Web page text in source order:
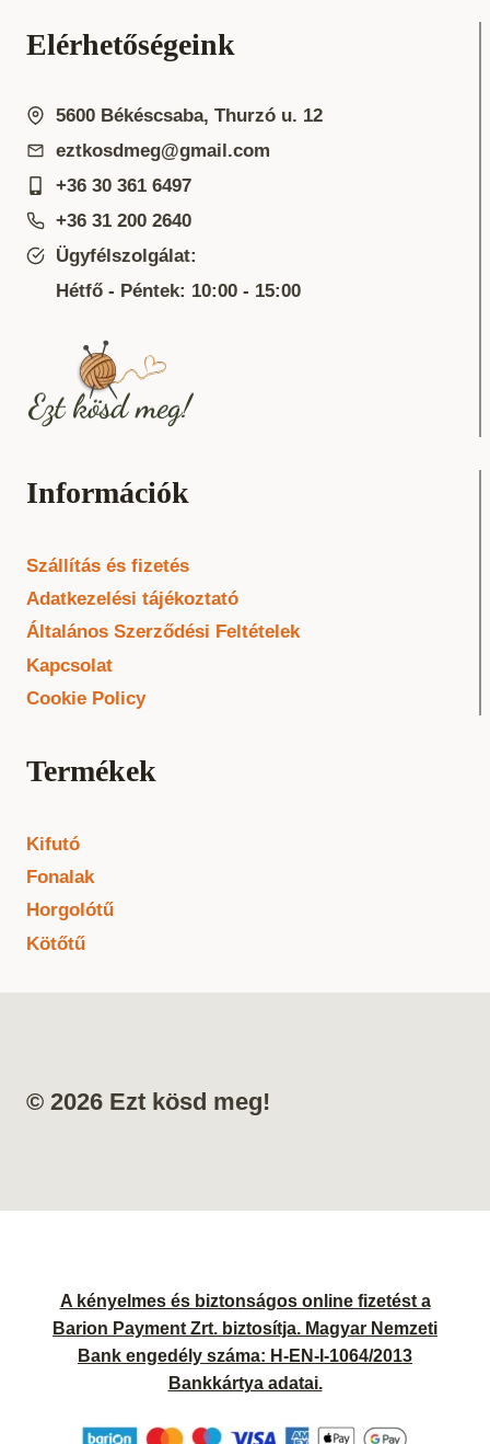
Elérhetőségeink
5600 Békéscsaba, Thurzó u. 12
eztkosdmeg@gmail.com
+36 30 361 6497
+36 31 200 2640
Ügyfélszolgálat:
Hétfő - Péntek: 10:00 - 15:00
Információk
Szállítás és fizetés
Adatkezelési tájékoztató
Általános Szerződési Feltételek
Kapcsolat
Cookie Policy
Termékek
Kifutó
Fonalak
Horgolótű
Kötőtű
© 2026 Ezt kösd meg!
A kényelmes és biztonságos online fizetést a
Barion Payment Zrt. biztosítja. Magyar Nemzeti
Bank engedély száma: H-EN-I-1064/2013
Bankkártya adatai.